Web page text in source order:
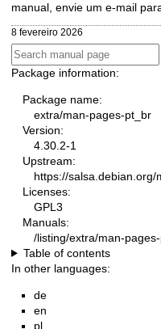
manual, envie um e-mail
8 fevereiro 2026
Package information:
Package name:
extra/man-pages-pt_br
Version:
4.30.2-1
Upstream:
https://
Licenses:
GPL3
Manuals:
/listing/extra/man-
Table of contents
In other languages:
de
en
pl